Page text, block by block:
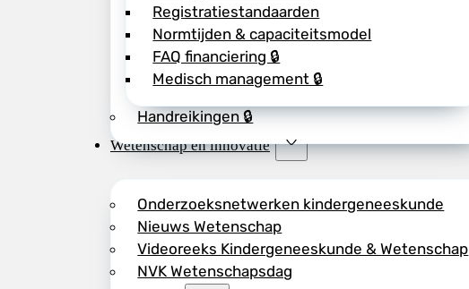
Registratiestandaarden
Normtijden & capaciteitsmodel
FAQ financiering 🔒
Medisch management 🔒
Handreikingen 🔒
Wetenschap en innovatie
Onderzoeksnetwerken kindergeneeskunde
Nieuws Wetenschap
Videoreeks Kindergeneeskunde & Wetenschap
NVK Wetenschapsdag